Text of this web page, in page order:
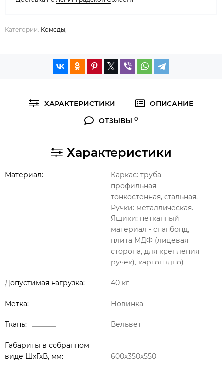
Категории: Комоды
ХАРАКТЕРИСТИКИ
ОПИСАНИЕ
ОТЗЫВЫ 0
Характеристики
Материал
Каркас: труба
профильная
тонкостенная, стальная.
Ручки: металлическая.
Ящики: нетканный
материал - спанбонд,
плита МДФ (лицевая
сторона, для крепления
ручек), картон (дно).
Допустимая нагрузка 40 кг
Метка Новинка
Ткань Вельвет
Габариты в собранном
виде ШхГхВ, мм
600х350х550